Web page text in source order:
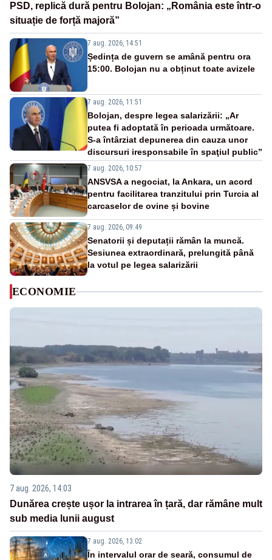
PSD, replică dură pentru Bolojan: „România este într-o
situație de forță majoră”
7 aug. 2026, 14:51
Ședința de guvern se amână pentru ora
15:00. Bolojan nu a obținut toate avizele
7 aug. 2026, 11:51
Bolojan, despre legea salarizării: „Ar
putea fi adoptată în perioada următoare.
S-a întârziat depunerea din cauza unor
discursuri iresponsabile în spaţiul public”
7 aug. 2026, 10:57
ANSVSA a negociat, la Ankara, un acord
pentru facilitarea tranzitului prin Turcia al
carcaselor de ovine și bovine
7 aug. 2026, 09:49
Senatorii și deputații rămân la muncă.
Sesiunea extraordinară, prelungită până
la votul pe legea salarizării
ECONOMIE
7 aug. 2026, 14:03
Dunărea crește ușor la intrarea în țară, dar rămâne mult
sub media lunii august
7 aug. 2026, 13:02
În intervalul orar de seară, consumul de